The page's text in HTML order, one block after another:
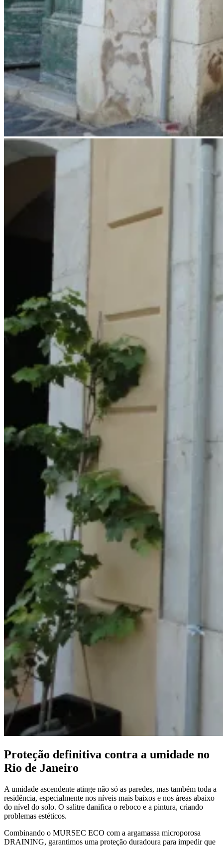
Proteção definitiva contra a umidade no
Rio de Janeiro
A umidade ascendente atinge não só as paredes, mas também toda a
residência, especialmente nos níveis mais baixos e nos áreas abaixo
do nível do solo. O salitre danifica o reboco e a pintura, criando
problemas estéticos.
Combinando o MURSEC ECO com a argamassa microporosa
DRAINING, garantimos uma proteção duradoura para impedir que